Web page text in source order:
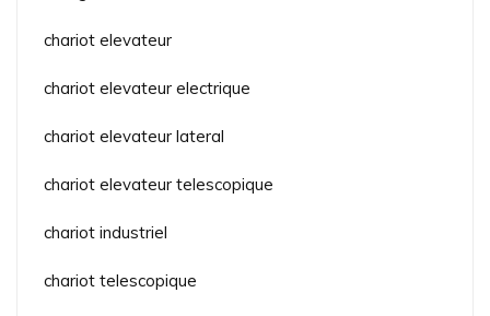
chariot elevateur
chariot elevateur electrique
chariot elevateur lateral
chariot elevateur telescopique
chariot industriel
chariot telescopique